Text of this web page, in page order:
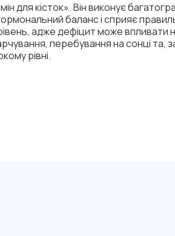
для кісток». Він виконує
баланс і сприяє
адже дефіцит може впливати
перебування на сонці
рівні.